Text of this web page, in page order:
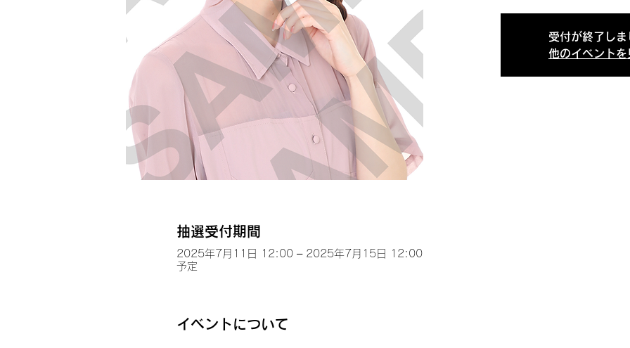
受付が終了しま
他のイベントを
抽選受付期間
2025年7月11日 12:00 – 2025年7月15日 12:00
予定
イベントについて